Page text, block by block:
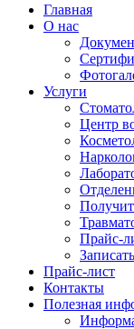
Главная
О нас
Услуги
Центр
Прайс-
Прайс-лист
Контакты
Полезная